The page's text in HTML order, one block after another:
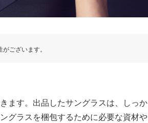
ございます。
ます。出品したサングラスは、しっか
グラスを梱包するために必要な資材や